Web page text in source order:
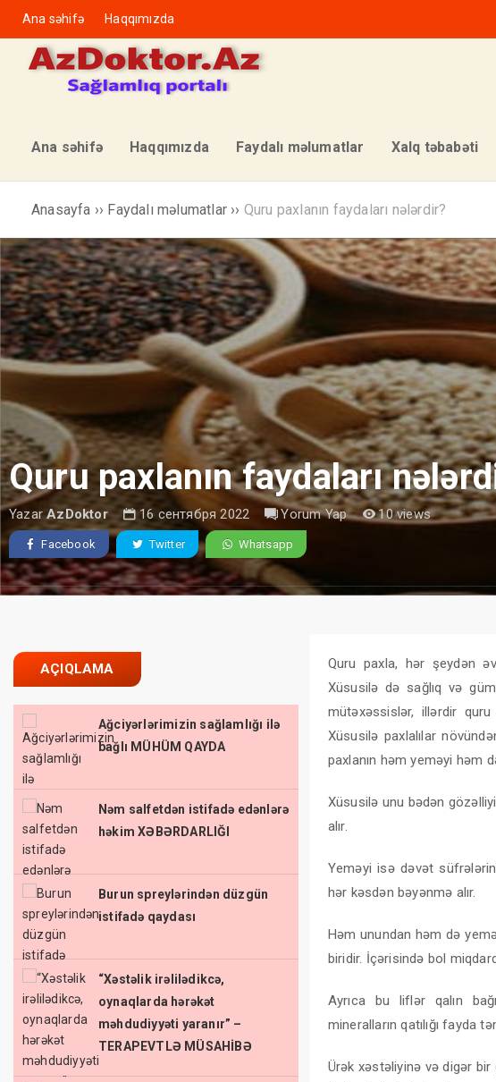
Ana səhifə Haqqımızda
Ana səhifə Haqqımızda Faydalı məlumatlar Xalq təbabəti
Anasayfa ›› Faydalı məlumatlar ›› Quru paxlanın faydaları nələrdir?
Quru paxlanın faydaları
YazarAzDoktor 16 сентября 2022 Yorum Yap 10 views
Facebook Twitter Whatsapp
AÇIQLAMA
Ağciyərlərimizin sağlamlığı ilə
bağlı MÜHÜM QAYDA
Nəm salfetdən istifadə edənlərə
həkim XƏBƏRDARLIĞI
Burun spreylərindən düzgün
istifadə qaydası
“Xəstəlik irəlilədikcə,
oynaqlarda hərəkət
məhdudiyyəti yaranır” –
TERAPEVTLƏ MÜSAHİBƏ
Quru paxla, hər şeydən
Xüsusilə də sağlıq və
mütəxəssislər, illərdir quru
Xüsusilə paxlalılar
paxlanın həm yeməyi həm
Xüsusilə unu bədən
alır.
Yeməyi isə dəvət
hər kəsdən bəyənmə alır.
Həm unundan həm də
biridir. İçərisində bol
Ayrıca bu liflər qalın
mineralların qatılığı fayda
Ürək xəstəliyinə və digər